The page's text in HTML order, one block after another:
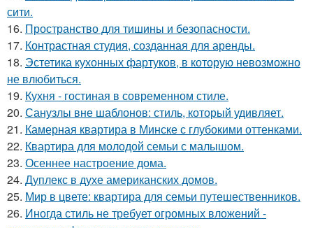
сити.
16. Пространство для тишины и безопасности.
17. Контрастная студия, созданная для аренды.
18. Эстетика кухонных фартуков, в которую невозможно
не влюбиться.
19. Кухня - гостиная в современном стиле.
20. Санузлы вне шаблонов: стиль, который удивляет.
21. Камерная квартира в Минске с глубокими оттенками.
22. Квартира для молодой семьи с малышом.
23. Осеннее настроение дома.
24. Дуплекс в духе американских домов.
25. Мир в цвете: квартира для семьи путешественников.
26. Иногда стиль не требует огромных вложений -